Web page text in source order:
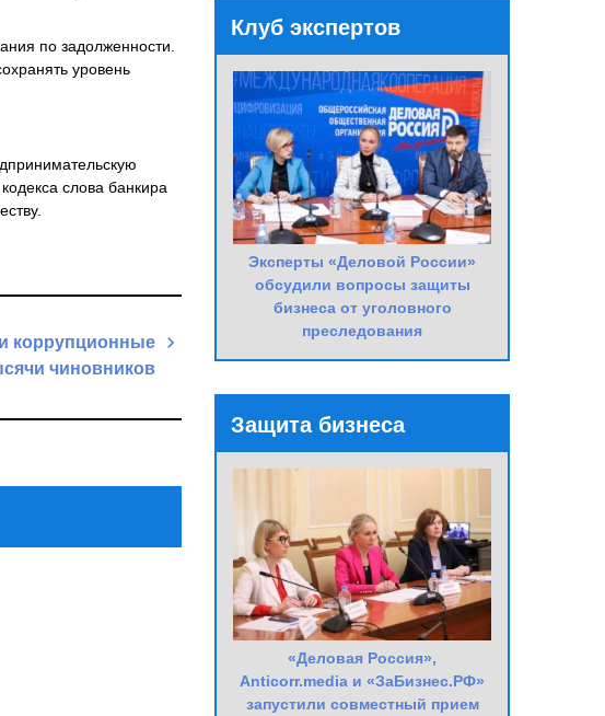
по задолженности.
уровень
слова банкира
коррупционные
чиновников
Клуб экспертов
Эксперты «Деловой России»
обсудили вопросы защиты
бизнеса от уголовного
преследования
Защита бизнеса
«Деловая Россия»,
Anticorr.media и «ЗаБизнес.РФ»
запустили совместный прием